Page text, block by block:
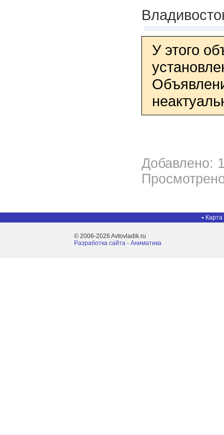
У этого
Добавлено:
Карта
© 2006-2026 Avtovladik.ru
Разработка сайта - Aниматика